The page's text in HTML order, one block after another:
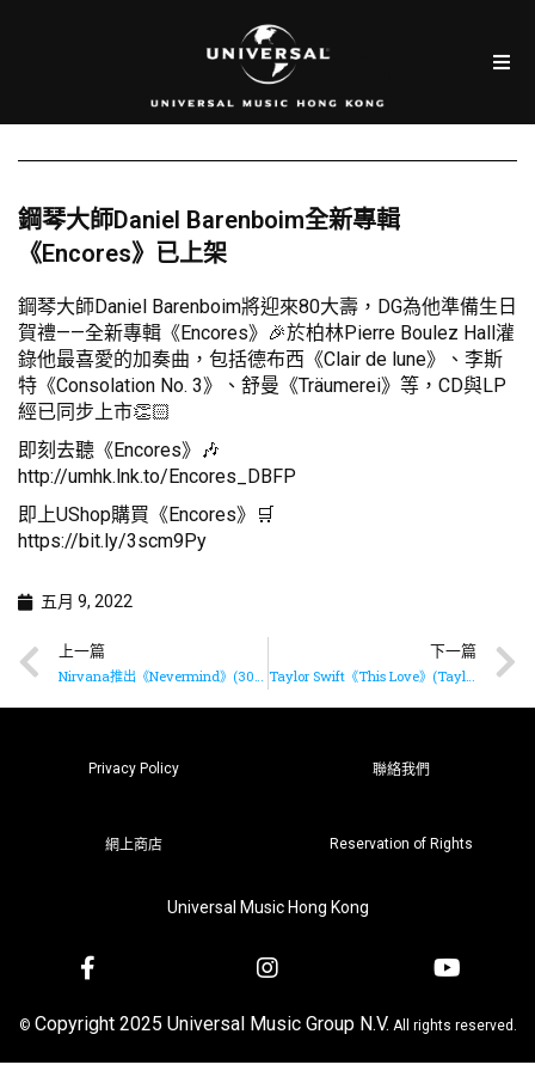
鋼琴大師Daniel Barenboim全新專輯
《Encores》已上架
鋼琴大師Daniel Barenboim將迎來80大壽，DG為他準備生日
賀禮——全新專輯《Encores》🎉於柏林Pierre Boulez Hall灌
錄他最喜愛的加奏曲，包括德布西《Clair de lune》、李斯
特《Consolation No. 3》、舒曼《Träumerei》等，CD與LP
經已同步上市👏🏻
即刻去聽《Encores》🎶
http://umhk.lnk.to/Encores_DBFP
即上UShop購買《Encores》🛒
https://bit.ly/3scm9Py
五月 9, 2022
上一篇
Nirvana推出《Nevermind》(30週年超級豪華版)
下一篇
Taylor Swift《This Love》(Taylor’s Version)驚喜上架
Privacy Policy 聯絡我們
網上商店 Reservation of Rights
Universal Music Hong Kong
© Copyright 2025 Universal Music Group N.V. All rights reserved.